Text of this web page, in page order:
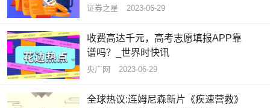
报
证券之星 2023-06-29
收费高达千元，高考志愿填报APP靠
谱吗？_世界时快讯
央广网 2023-06-29
全球热议:连姆尼森新片《疾速营救》